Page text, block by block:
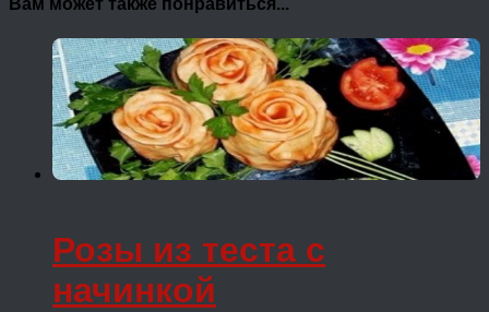
Вам может также понравиться...
Розы из теста с
начинкой